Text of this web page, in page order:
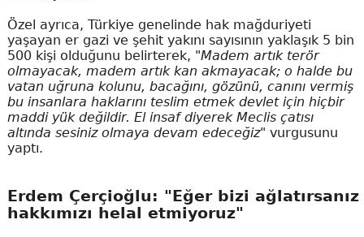
Özel ayrıca, Türkiye genelinde hak mağduriyeti
yaşayan er gazi ve şehit yakını sayısının yaklaşık 5 bin
500 kişi olduğunu belirterek, "Madem artık terör
olmayacak, madem artık kan akmayacak; o halde bu
vatan uğruna kolunu, bacağını, gözünü, canını vermiş
bu insanlara haklarını teslim etmek devlet için hiçbir
maddi yük değildir. El insaf diyerek Meclis çatısı
altında sesiniz olmaya devam edeceğiz" vurgusunu
yaptı.
Erdem Çerçioğlu: "Eğer bizi ağlatırsanız
hakkımızı helal etmiyoruz"